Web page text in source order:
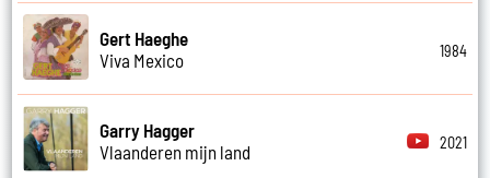
Gert Haeghe
Viva Mexico
1984
Garry Hagger
Vlaanderen mijn land
2021